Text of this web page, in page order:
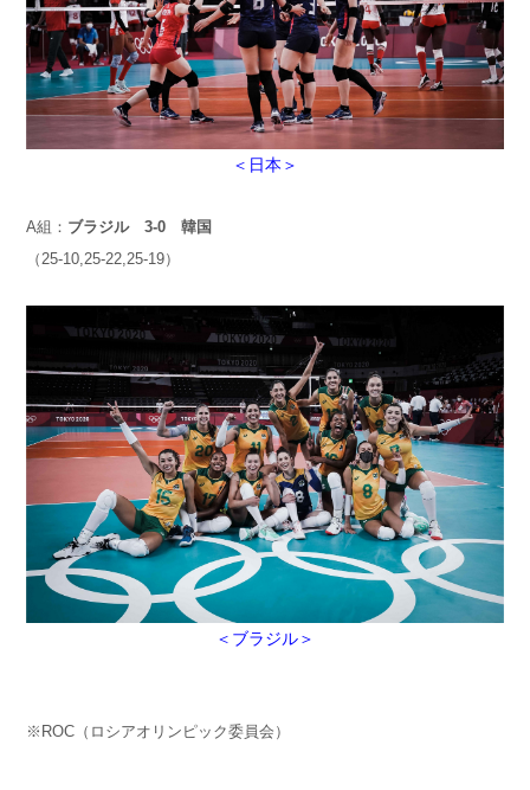
＜日本＞
A組： ブラジル 3-0 韓国
（25-10,25-22,25-19）
＜ブラジル＞
※ROC（ロシアオリンピック委員会）